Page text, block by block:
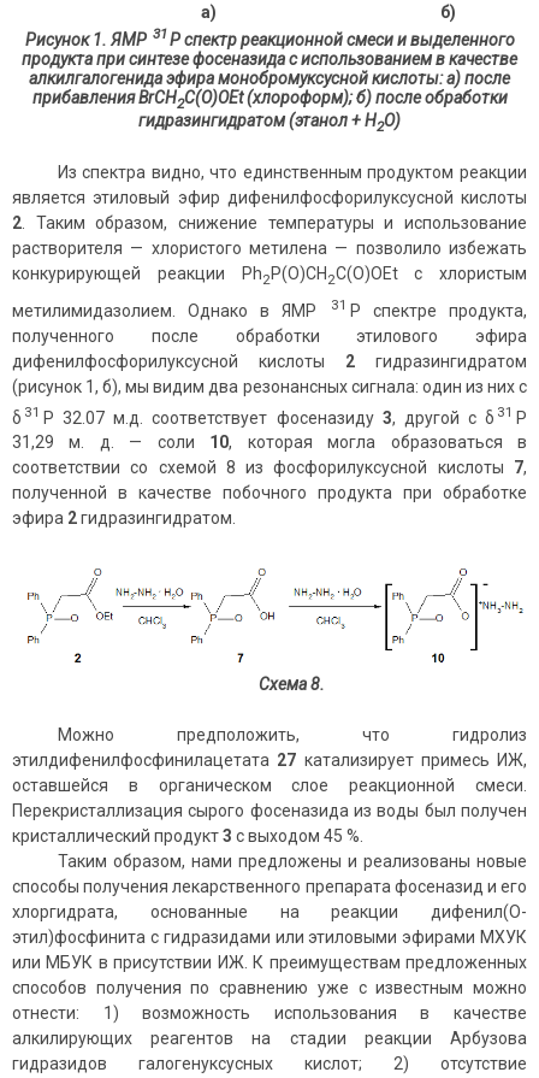
а) б)
Рисунок 1. ЯМР 31Р спектр реакционной смеси и выделенного
продукта при синтезе фосеназида с использованием в качестве
алкилгалогенида эфира монобромуксусной кислоты: а) после
прибавления BrCH2C(O)OEt (хлороформ); б) после обработки
гидразингидратом (этанол + H2O)
Из спектра видно, что единственным продуктом реакции
является этиловый эфир дифенилфосфорилуксусной кислоты
2 . Таким образом, снижение температуры и использование
растворителя — хлористого метилена — позволило избежать
конкурирующей реакции Ph2P(O)CH 2C(O)OEt с хлористым
метилимидазолием. Однако в ЯМР
31 Р спектре продукта,
полученного после обработки этилового эфира
дифенилфосфорилуксусной кислоты 2 гидразингидратом
(рисунок 1, б), мы видим два резонансных сигнала: один из них с
δ 31 Р 32.07 м.д. соответствует фосеназиду 3, другой с δ 31 Р
31,29 м. д. — соли 10, которая могла образоваться в
соответствии со схемой 8 из фосфорилуксусной кислоты 7,
полученной в качестве побочного продукта при обработке
эфира 2гидразингидратом.
Схема 8.
Можно предположить, что гидролиз
этилдифенилфосфинилацетата 27 катализирует примесь ИЖ,
оставшейся в органическом слое реакционной смеси.
Перекристаллизация сырого фосеназида из воды был получен
кристаллический продукт3 с выходом 45 %.
Таким образом, нами предложены и реализованы новые
способы получения лекарственного препарата фосеназид и его
хлоргидрата, основанные на реакции дифенил(О-
этил)фосфинита с гидразидами или этиловыми эфирами МХУК
или МБУК в присутствии ИЖ. К преимуществам предложенных
способов получения по сравнению уже с известным можно
отнести: 1) возможность использования в качестве
алкилирующих реагентов на стадии реакции Арбузова
гидразидов галогенуксусных кислот; 2) отсутствие